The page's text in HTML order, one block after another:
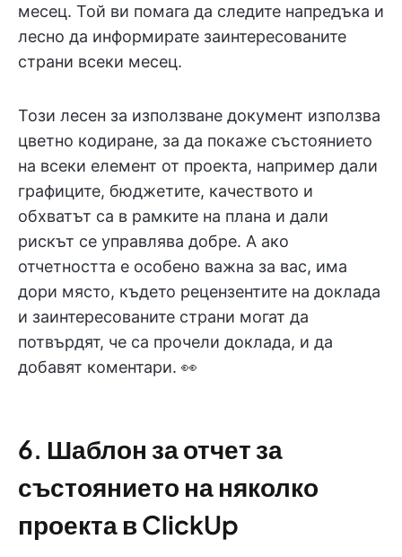
месец. Той ви помага да следите напредъка и
лесно да информирате заинтересованите
страни всеки месец.
Този лесен за използване документ използва
цветно кодиране, за да покаже състоянието
на всеки елемент от проекта, например дали
графиците, бюджетите, качеството и
обхватът са в рамките на плана и дали
рискът се управлява добре. А ако
отчетността е особено важна за вас, има
дори място, където рецензентите на доклада
и заинтересованите страни могат да
потвърдят, че са прочели доклада, и да
добавят коментари. 👀
6. Шаблон за отчет за
състоянието на няколко
проекта в ClickUp